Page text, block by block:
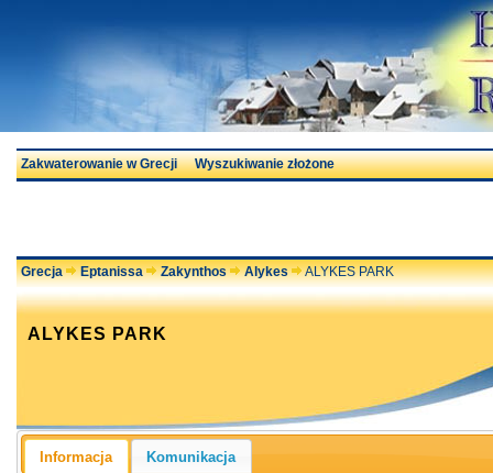
Zakwaterowanie w Grecji Wyszukiwanie złożone
Grecja Eptanissa Zakynthos Alykes ALYKES PARK
ALYKES PARK
Informacja Komunikacja